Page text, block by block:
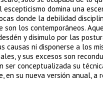
escepticismo domina una
donde la debilidad
son los contemporáneos.
y disimulo por las
causas ni disponerse a los
y sus excesos son
ser conceptualizada su
en su nueva versión anual,